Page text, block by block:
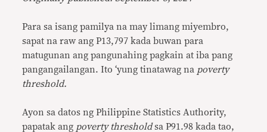
Para sa isang pamilya na may limang miyembro,
sapat na raw ang P13,797 kada buwan para
matugunan ang pangunahing pagkain at iba pang
pangangailangan. Ito ‘yung tinatawag na poverty
threshold.
Ayon sa datos ng Philippine Statistics Authority,
papatak ang poverty thresholdsa P91.98 kada tao,